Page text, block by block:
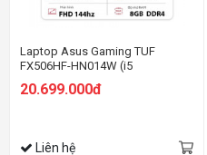
Laptop Asus Gaming TUF
FX506HF-HN014W (i5
11400H/8GB RAM/512GB
SSD/15.6 FHD 144hz/RTX 2050
20.699.000đ
Liên hệ